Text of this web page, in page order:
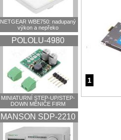
NETGEAR WBE750: nadupaný
výkon a nepřeko
POLOLU-4980
MINIATURNÍ STEP-UP/STEP-
DOWN MĚNIČE FIRM
MANSON SDP-2210
1